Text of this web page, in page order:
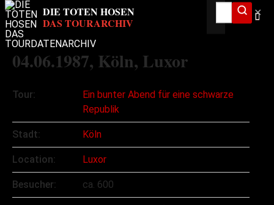
✕
04.06.1987, Köln, Luxor
Tour:
Ein bunter Abend für eine schwarze
Republik
Stadt: Köln
Location: Luxor
Besucher: ca. 600